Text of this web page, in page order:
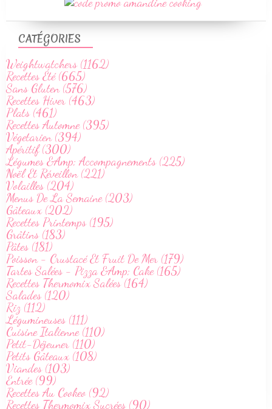
CATÉGORIES
Weightwatchers (1162)
Recettes Été (665)
Sans Gluten (576)
Recettes Hiver (463)
Plats (461)
Recettes Automne (395)
Végetarien (394)
Apéritif (300)
Légumes &Amp; Accompagnements (225)
Noël Et Réveillon (221)
Volailles (204)
Menus De La Semaine (203)
Gâteaux (202)
Recettes Printemps (195)
Grâtins (183)
Pâtes (181)
Poisson - Crustacé Et Fruit De Mer (179)
Tartes Salées - Pizza &Amp; Cake (165)
Recettes Thermomix Salées (164)
Salades (120)
Riz (112)
Légumineuses (111)
Cuisine Italienne (110)
Petit-Déjeuner (110)
Petits Gâteaux (108)
Viandes (103)
Entrée (99)
Recettes Au Cookeo (92)
Recettes Thermomix Sucrées (90)